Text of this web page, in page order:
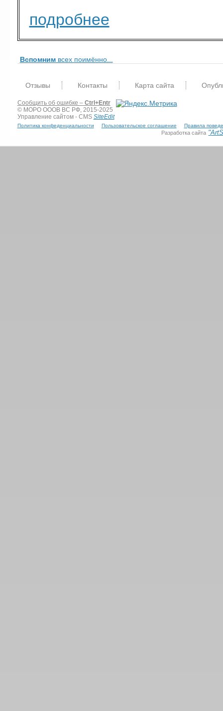
Вспомнимвсех поимённо...
подробнее
Отзывы Контакты Карта сайта
Сообщить об ошибке –Ctrl+Entr
© МОРО ОООВ ВС РФ, 2015-2025
Управление сайтом - CMS SiteEdit
Политика конфеденциальности Пользовательское соглашение Правила
Разработка сайта "